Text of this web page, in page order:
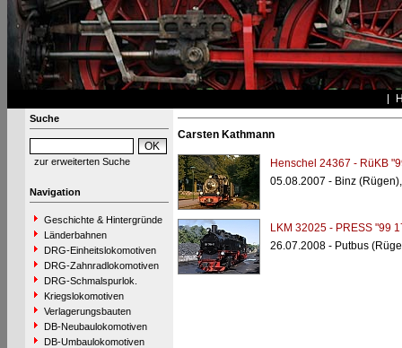
Suche
zur erweiterten Suche
Navigation
Geschichte & Hintergründe
Länderbahnen
DRG-Einheitslokomotiven
DRG-Zahnradlokomotiven
DRG-Schmalspurlok.
Kriegslokomotiven
Verlagerungsbauten
DB-Neubaulokomotiven
DB-Umbaulokomotiven
Carsten Kathmann
Henschel 24367 - RüKB
05.08.2007 - Binz
LKM 32025 - PRESS "99
26.07.2008 - Putbus